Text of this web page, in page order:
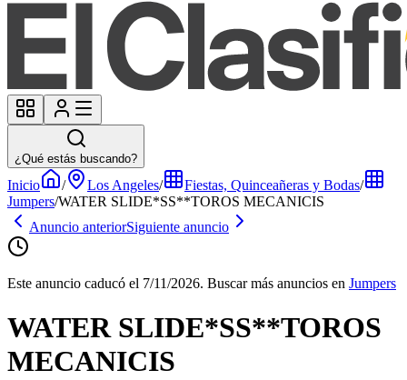
¿Qué estás buscando?
Inicio / Los Angeles/ Fiestas, Quinceañeras y Bodas/
Jumpers/WATER SLIDE*SS**TOROS MECANICIS
Anuncio anteriorSiguiente anuncio
Este anuncio caducó el 7/11/2026. Buscar más anuncios en Jumpers
WATER SLIDE*SS**TOROS
MECANICIS